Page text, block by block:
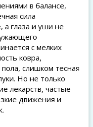
в балансе,
сила
а глаза и уши не
с мелких
ковра,
слишком тесная
Но не только
лекарств, частые
движения и